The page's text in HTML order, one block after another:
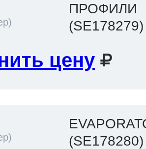
ПРОФИЛИ
(SE178279)
цену
(SE178280)